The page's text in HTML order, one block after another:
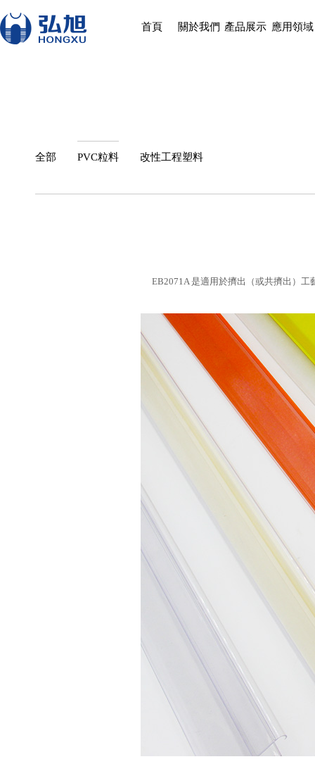
首頁 關於我們 產品展示 應用領域
全部 PVC粒料 改性工程塑料
EB2071A 是適用於擠出（或共擠出）